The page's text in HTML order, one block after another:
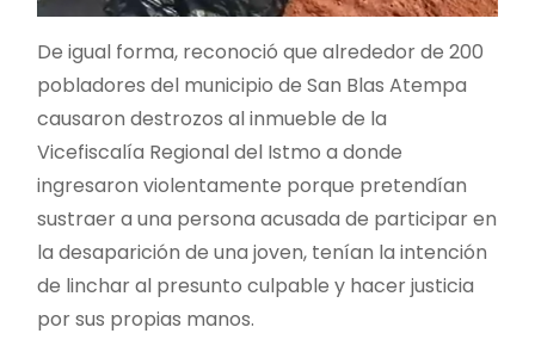
De igual forma, reconoció que alrededor de 200
pobladores del municipio de San Blas Atempa
causaron destrozos al inmueble de la
Vicefiscalía Regional del Istmo a donde
ingresaron violentamente porque pretendían
sustraer a una persona acusada de participar en
la desaparición de una joven, tenían la intención
de linchar al presunto culpable y hacer justicia
por sus propias manos.